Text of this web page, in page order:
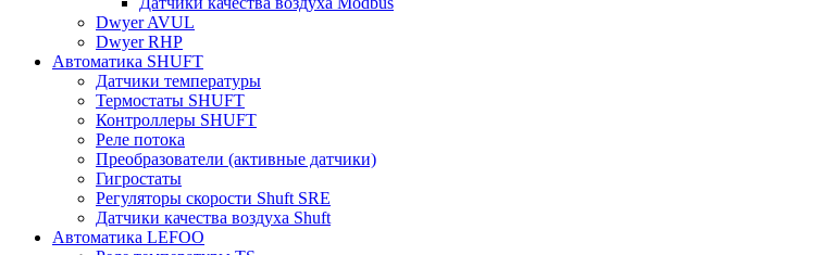
Dwyer AVUL
Dwyer RHP
Автоматика SHUFT
Датчики температуры
Термостаты SHUFT
Контроллеры SHUFT
Реле потока
Преобразователи (активные датчики)
Гигростаты
Регуляторы скорости Shuft SRE
Датчики качества воздуха Shuft
Автоматика LEFOO